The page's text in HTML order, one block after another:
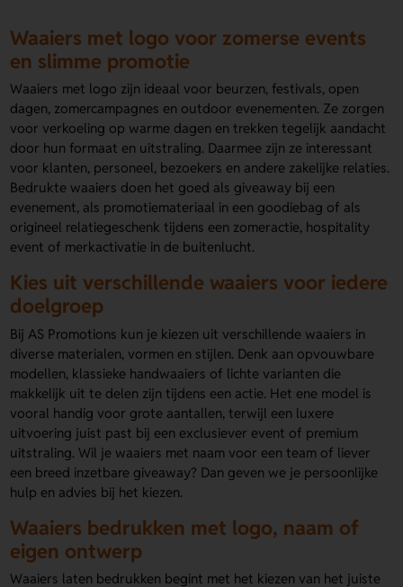
Waaiers met logo voor zomerse events
en slimme promotie
Waaiers met logo zijn ideaal voor beurzen, festivals, open
dagen, zomercampagnes en outdoor evenementen. Ze zorgen
voor verkoeling op warme dagen en trekken tegelijk aandacht
door hun formaat en uitstraling. Daarmee zijn ze interessant
voor klanten, personeel, bezoekers en andere zakelijke relaties.
Bedrukte waaiers doen het goed als giveaway bij een
evenement, als promotiemateriaal in een goodiebag of als
origineel relatiegeschenk tijdens een zomeractie, hospitality
event of merkactivatie in de buitenlucht.
Kies uit verschillende waaiers voor iedere
doelgroep
Bij AS Promotions kun je kiezen uit verschillende waaiers in
diverse materialen, vormen en stijlen. Denk aan opvouwbare
modellen, klassieke handwaaiers of lichte varianten die
makkelijk uit te delen zijn tijdens een actie. Het ene model is
vooral handig voor grote aantallen, terwijl een luxere
uitvoering juist past bij een exclusiever event of premium
uitstraling. Wil je waaiers met naam voor een team of liever
een breed inzetbare giveaway? Dan geven we je persoonlijke
hulp en advies bij het kiezen.
Waaiers bedrukken met logo, naam of
eigen ontwerp
Waaiers laten bedrukken begint met het kiezen van het juiste